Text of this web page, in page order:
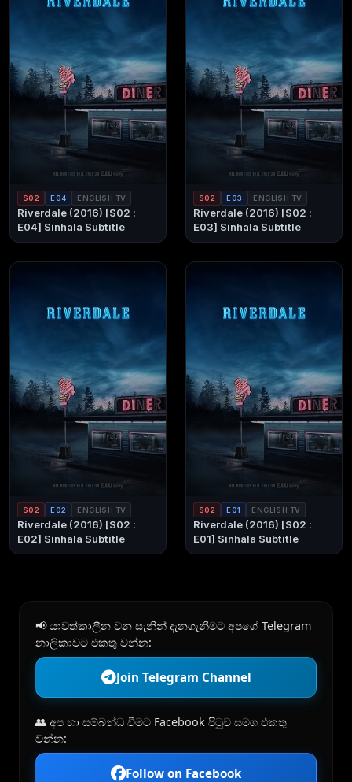
S02 E04 ENGLISH TV
Riverdale (2016) [S02 :
E04] Sinhala Subtitle
S02 E03 ENGLISH TV
Riverdale (2016) [S02 :
E03] Sinhala Subtitle
S02 E02 ENGLISH TV
Riverdale (2016) [S02 :
E02] Sinhala Subtitle
S02 E01 ENGLISH TV
Riverdale (2016) [S02 :
E01] Sinhala Subtitle
📢 යාවත්කාලීන වන සැනින් දැනගැනීමට අපගේ Telegram
නාලිකාවට එකතු වන්න:
Join Telegram Channel
👥 අප හා සම්බන්ධ වීමට Facebook පිටුව සමග එකතු
වන්න:
Follow on Facebook